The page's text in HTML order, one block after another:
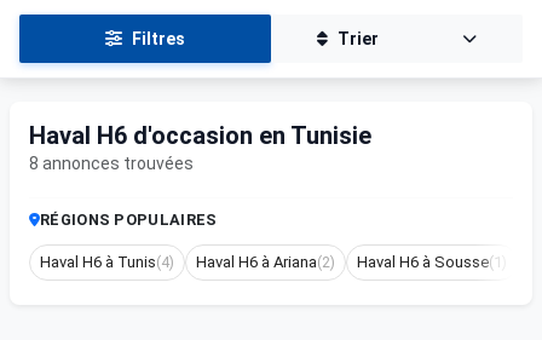
Filtres Trier
Haval H6 d'occasion en Tunisie
8 annonces trouvées
RÉGIONS POPULAIRES
Haval H6 à Tunis(4) Haval H6 à Ariana(2) Haval H6 à Sousse(1)